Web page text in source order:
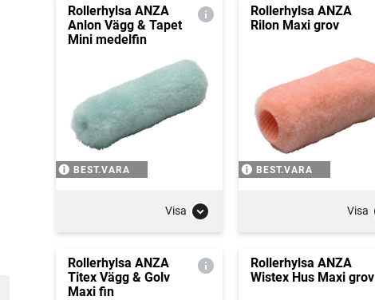
Rollerhylsa ANZA
Anlon Vägg & Tapet
Mini medelfin
BEST.VARA
Visa
Rollerhylsa ANZA
Rilon Maxi grov
BEST.VARA
Visa
Rollerhylsa ANZA
Titex Vägg & Golv
Maxi fin
Rollerhylsa ANZA
Wistex Hus Maxi grov